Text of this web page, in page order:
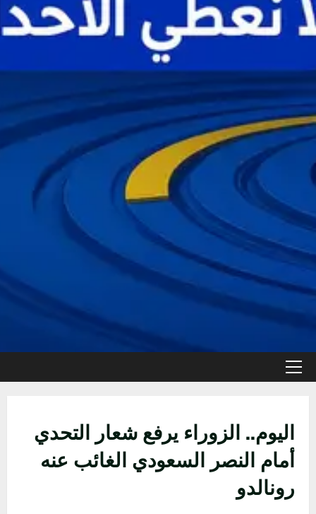
القائمة
اليوم.. الزوراء يرفع شعار التحدي
أمام النصر السعودي الغائب عنه
رونالدو